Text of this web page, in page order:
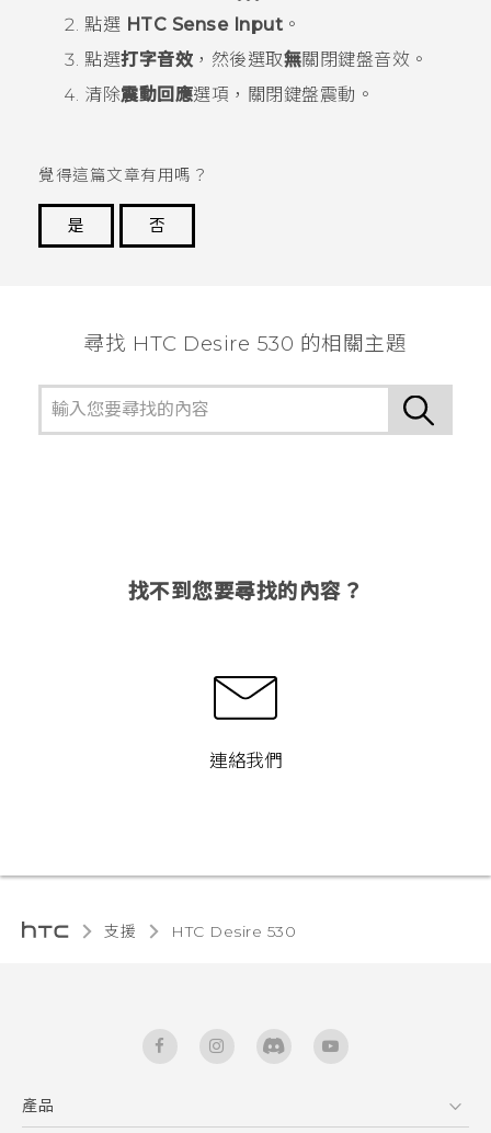
點選 HTC Sense Input 。
點選打字音效 ，然後選取無關閉鍵盤音效。
清除震動回應選項，關閉鍵盤震動。
覺得這篇文章有用嗎？
是
否
尋找 HTC Desire 530 的相關主題
找不到您要尋找的內容？
連絡我們
支援 HTC Desire 530‎
產品